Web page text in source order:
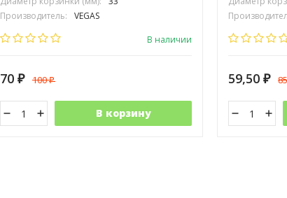
Производитель:
VEGAS
В наличии
70 ₽ 100₽
В корзину
59,50 ₽